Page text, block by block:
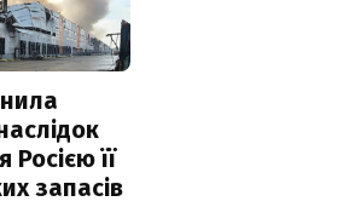
її
запасів